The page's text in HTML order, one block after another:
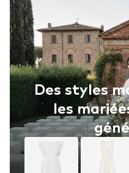
Des styles
les